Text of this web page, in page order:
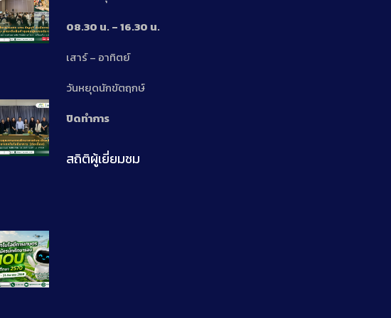
Long
Description
Long
Long
08.30 น. – 16.30 น.
เสาร์ – อาทิตย์
วันหยุดนักขัตฤกษ์
ปิดทำการ
สถิติผู้เยี่ยมชม